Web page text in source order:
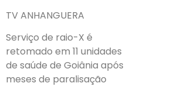
TV ANHANGUERA
Serviço de raio-X é
retomado em 11 unidades
de saúde de Goiânia após
meses de paralisação